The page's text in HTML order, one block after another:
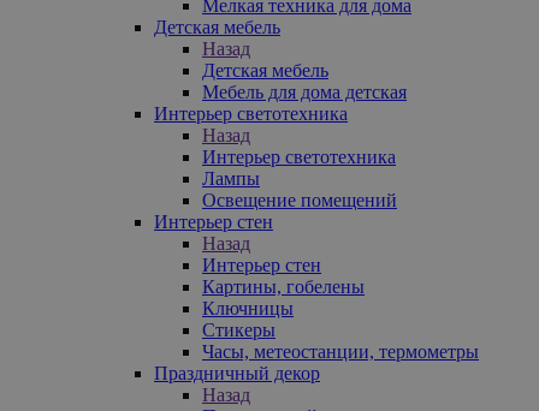
Мелкая техника для дома
Детская мебель
Назад
Детская мебель
Мебель для дома детская
Интерьер светотехника
Назад
Интерьер светотехника
Лампы
Освещение помещений
Интерьер стен
Назад
Интерьер стен
Картины, гобелены
Ключницы
Стикеры
Часы, метеостанции, термометры
Праздничный декор
Назад